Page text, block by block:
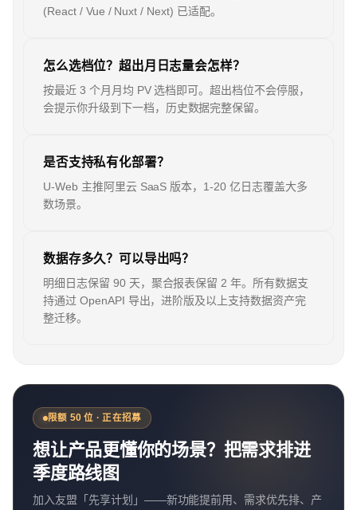
(React / Vue / Nuxt / Next) 已适配。
怎么选档位？超出月日志量会怎样？
按最近 3 个月月均 PV 选档即可。超出档位不会停服，
会提示你升级到下一档，历史数据完整保留。
是否支持私有化部署？
U-Web 主推阿里云 SaaS 版本，1-20 亿日志覆盖大多
数场景。
数据存多久？可以导出吗？
明细日志保留 90 天，聚合报表保留 2 年。所有数据支
持通过 OpenAPI 导出，进阶版及以上支持数据资产完
整迁移。
限额 50 位 · 正在招募
想让产品更懂你的场景？把需求排进
季度路线图
加入友盟「先享计划」——新功能提前用、需求优先排、产